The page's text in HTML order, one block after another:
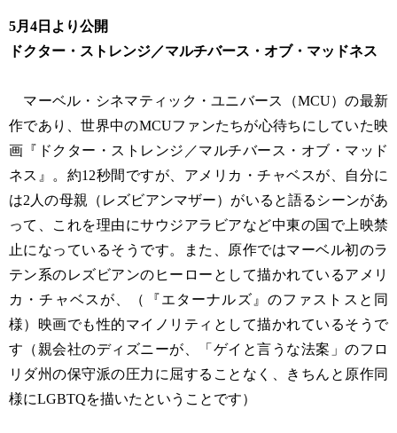
5月4日より公開
ドクター・ストレンジ／マルチバース・オブ・マッドネス
マーベル・シネマティック・ユニバース（MCU）の最新
作であり、世界中のMCUファンたちが心待ちにしていた映
画『ドクター・ストレンジ／マルチバース・オブ・マッド
ネス』。約12秒間ですが、アメリカ・チャベスが、自分に
は2人の母親（レズビアンマザー）がいると語るシーンがあ
って、これを理由にサウジアラビアなど中東の国で上映禁
止になっているそうです。また、原作ではマーベル初のラ
テン系のレズビアンのヒーローとして描かれているアメリ
カ・チャベスが、（『エターナルズ』のファストスと同
様）映画でも性的マイノリティとして描かれているそうで
す（親会社のディズニーが、「ゲイと言うな法案」のフロ
リダ州の保守派の圧力に屈することなく、きちんと原作同
様にLGBTQを描いたということです）